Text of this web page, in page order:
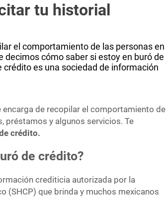
tu historial
el comportamiento de las personas en
decimos cómo saber si estoy en buró de
es una sociedad de información
encarga de recopilar el comportamiento de
préstamos y algunos servicios. Te
crédito.
de crédito?
crediticia autorizada por la
(SHCP) que brinda y muchos mexicanos